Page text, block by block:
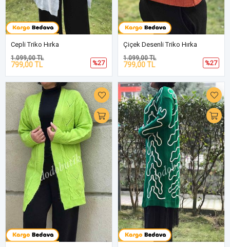
Cepli Triko Hırka
799,00 TL
1.099,00 TL
%27
Çiçek Desenli Triko Hırka
799,00 TL
1.099,00 TL
%27